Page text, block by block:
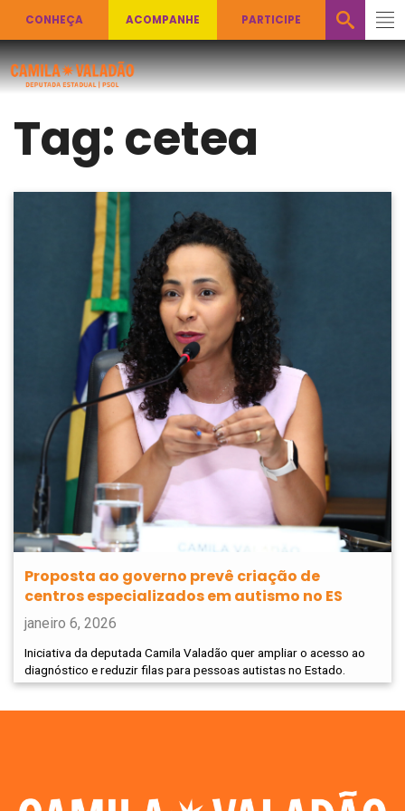
CONHEÇA ACOMPANHE PARTICIPE
Tag:cetea
Proposta ao governo prevê criação de
centros especializados em autismo no ES
janeiro 6, 2026
Iniciativa da deputada Camila Valadão quer ampliar o acesso ao
diagnóstico e reduzir filas para pessoas autistas no Estado.